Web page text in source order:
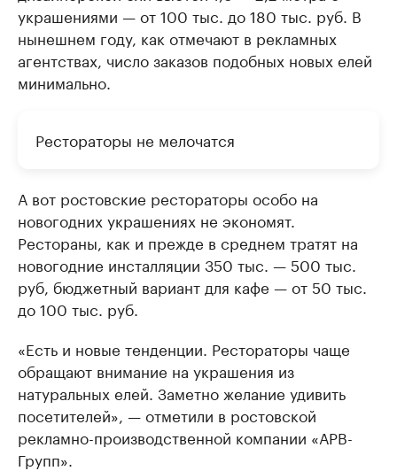
украшениями — от 100 тыс. до 180 тыс. руб. В
нынешнем году, как отмечают в рекламных
агентствах, число заказов подобных новых елей
минимально.
Рестораторы не мелочатся
А вот ростовские рестораторы особо на
новогодних украшениях не экономят.
Рестораны, как и прежде в среднем тратят на
новогодние инсталляции 350 тыс. — 500 тыс.
руб, бюджетный вариант для кафе — от 50 тыс.
до 100 тыс. руб.
«Есть и новые тенденции. Рестораторы чаще
обращают внимание на украшения из
натуральных елей. Заметно желание удивить
посетителей», — отметили в ростовской
рекламно-производственной компании «АРВ-
Групп».